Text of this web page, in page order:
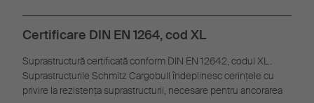
Certificare DIN EN 1264, cod XL
Suprastructură certificată conform DIN EN 12642, codul XL.
Suprastructurile Schmitz Cargobull îndeplinesc cerinţele cu
privire la rezistenţa suprastructurii, necesare pentru ancorarea